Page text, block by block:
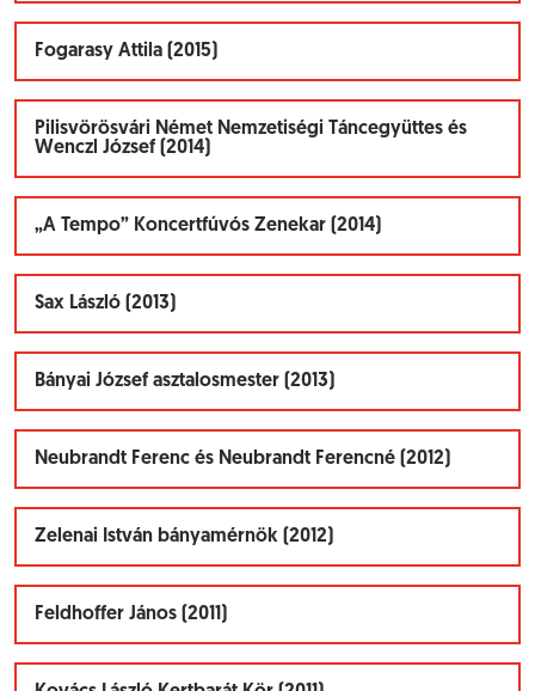
Fogarasy Attila (2015)
Pilisvörösvári Német Nemzetiségi Táncegyüttes és
Wenczl József (2014)
„A Tempo” Koncertfúvós Zenekar (2014)
Sax László (2013)
Bányai József asztalosmester (2013)
Neubrandt Ferenc és Neubrandt Ferencné (2012)
Zelenai István bányamérnök (2012)
Feldhoffer János (2011)